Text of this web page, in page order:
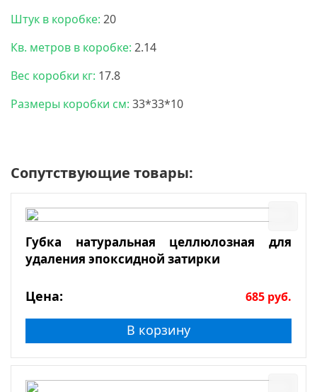
Штук в коробке: 20
Кв. метров в коробке: 2.14
Вес коробки кг: 17.8
Размеры коробки см: 33*33*10
Сопутствующие товары:
Губка натуральная целлюлозная для
удаления эпоксидной затирки
Цена: 685 руб.
В корзину